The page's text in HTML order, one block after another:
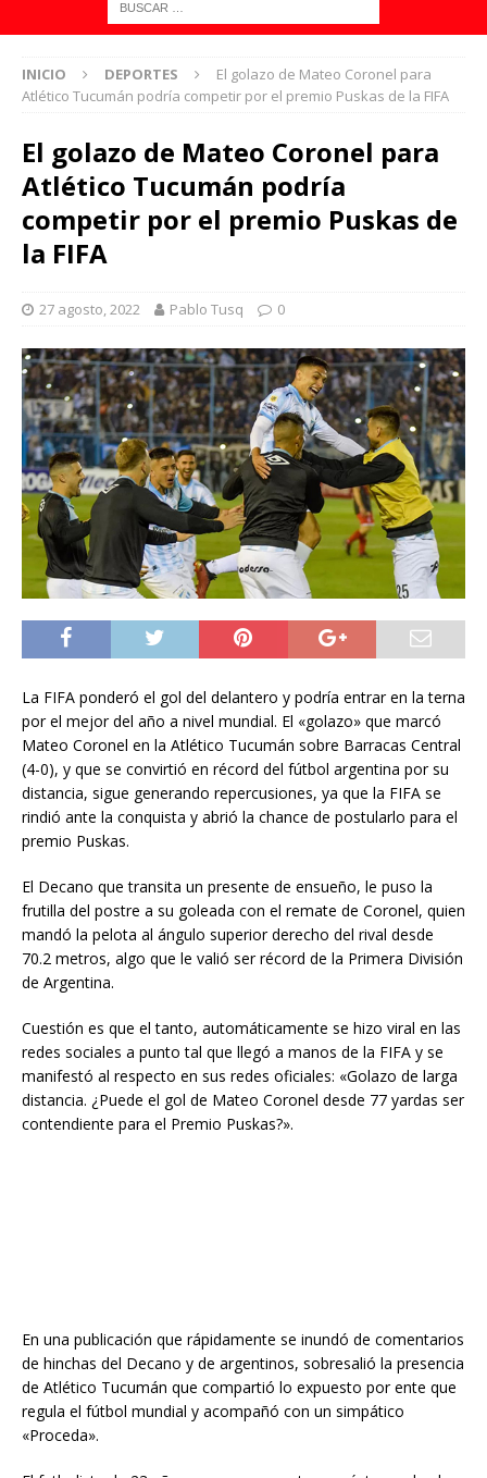
INICIO DEPORTES
El golazo de Mateo Coronel para
Atlético Tucumán podría competir por el premio Puskas de la FIFA
El golazo de Mateo Coronel para
Atlético Tucumán podría
competir por el premio Puskas de
la FIFA
27 agosto, 2022 Pablo Tusq 0
La FIFA ponderó el gol del delantero y podría entrar en la terna
por el mejor del año a nivel mundial. El «golazo» que marcó
Mateo Coronel en la Atlético Tucumán sobre Barracas Central
(4-0), y que se convirtió en récord del fútbol argentina por su
distancia, sigue generando repercusiones, ya que la FIFA se
rindió ante la conquista y abrió la chance de postularlo para el
premio Puskas.
El Decano que transita un presente de ensueño, le puso la
frutilla del postre a su goleada con el remate de Coronel, quien
mandó la pelota al ángulo superior derecho del rival desde
70.2 metros, algo que le valió ser récord de la Primera División
de Argentina.
Cuestión es que el tanto, automáticamente se hizo viral en las
redes sociales a punto tal que llegó a manos de la FIFA y se
manifestó al respecto en sus redes oficiales: «Golazo de larga
distancia. ¿Puede el gol de Mateo Coronel desde 77 yardas ser
contendiente para el Premio Puskas?».
En una publicación que rápidamente se inundó de comentarios
de hinchas del Decano y de argentinos, sobresalió la presencia
de Atlético Tucumán que compartió lo expuesto por ente que
regula el fútbol mundial y acompañó con un simpático
«Proceda».